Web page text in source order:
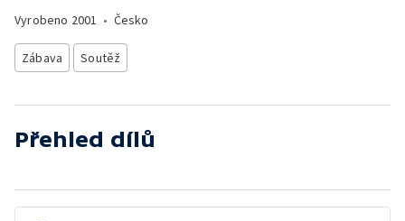
Vyrobeno 2001 • Česko
Zábava Soutěž
Přehled dílů